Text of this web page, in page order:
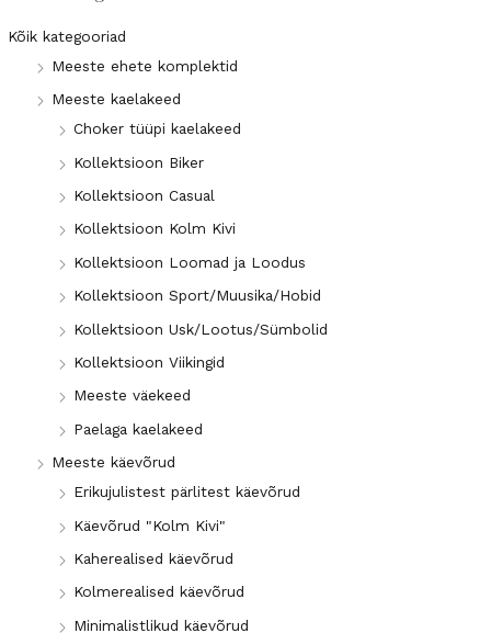
Kõik kategooriad
Meeste ehete komplektid
Meeste kaelakeed
Choker tüüpi kaelakeed
Kollektsioon Biker
Kollektsioon Casual
Kollektsioon Kolm Kivi
Kollektsioon Loomad ja Loodus
Kollektsioon Sport/Muusika/Hobid
Kollektsioon Usk/Lootus/Sümbolid
Kollektsioon Viikingid
Meeste väekeed
Paelaga kaelakeed
Meeste käevõrud
Erikujulistest pärlitest käevõrud
Käevõrud "Kolm Kivi"
Kaherealised käevõrud
Kolmerealised käevõrud
Minimalistlikud käevõrud